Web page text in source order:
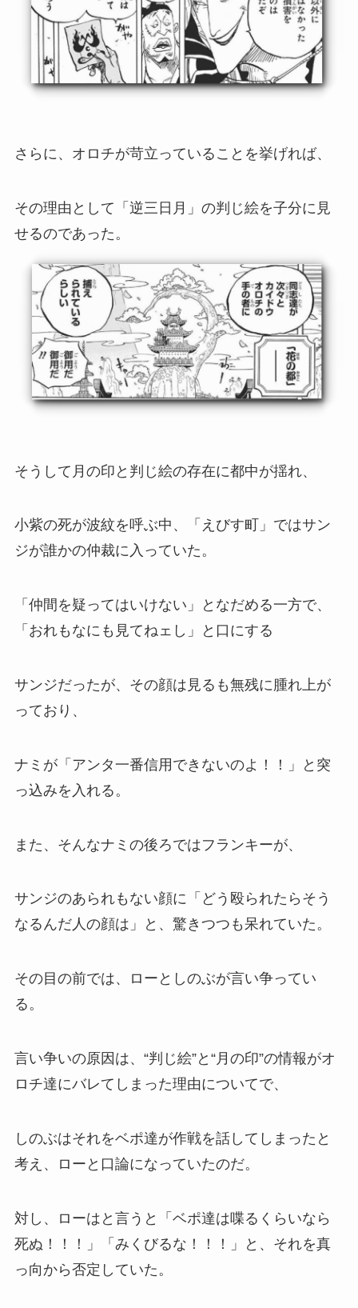
さらに、オロチが苛立っていることを挙げれば、
その理由として「逆三日月」の判じ絵を子分に見
せるのであった。
そうして月の印と判じ絵の存在に都中が揺れ、
小紫の死が波紋を呼ぶ中、「えびす町」ではサン
ジが誰かの仲裁に入っていた。
「仲間を疑ってはいけない」となだめる一方で、
「おれもなにも見てねェし」と口にする
サンジだったが、その顔は見るも無残に腫れ上が
っており、
ナミが「アンタ一番信用できないのよ！！」と突
っ込みを入れる。
また、そんなナミの後ろではフランキーが、
サンジのあられもない顔に「どう殴られたらそう
なるんだ人の顔は」と、驚きつつも呆れていた。
その目の前では、ローとしのぶが言い争ってい
る。
言い争いの原因は、“判じ絵”と“月の印”の情報がオ
ロチ達にバレてしまった理由についてで、
しのぶはそれをベポ達が作戦を話してしまったと
考え、ローと口論になっていたのだ。
対し、ローはと言うと「ベポ達は喋るくらいなら
死ぬ！！！」「みくびるな！！！」と、それを真
っ向から否定していた。